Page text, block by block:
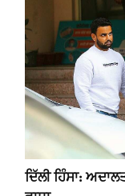
ਦਿੱਲੀ ਹਿੰਸਾ: